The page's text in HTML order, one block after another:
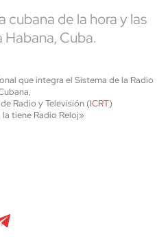
cubana de la hora y las
Habana, Cuba.
que integra el Sistema de la Radio
Radio y Televisión (ICRT)
tiene Radio Reloj»